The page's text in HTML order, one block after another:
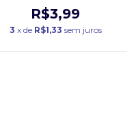
R$3,99
3 x de R$1,33 sem juros